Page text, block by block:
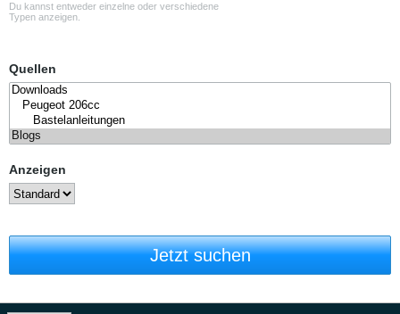
Du kannst entweder einzelne oder verschiedene
Typen anzeigen.
Quellen
Anzeigen
Jetzt suchen